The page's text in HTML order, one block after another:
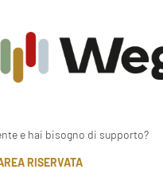
e hai bisogno di supporto?
RISERVATA